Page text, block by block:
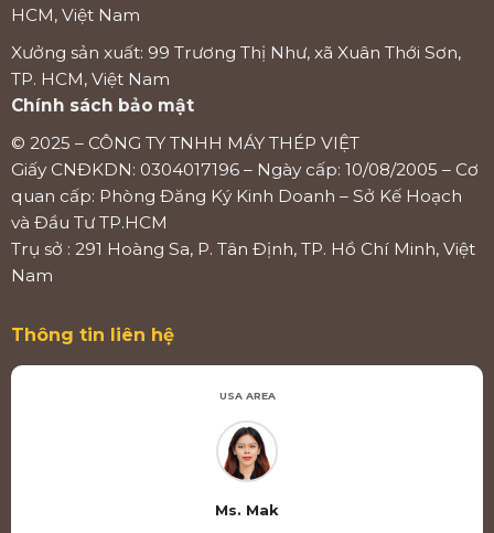
HCM, Việt Nam
Xưởng sản xuất: 99 Trương Thị Như, xã Xuân Thới Sơn,
TP. HCM, Việt Nam
Chính sách bảo mật
© 2025 – CÔNG TY TNHH MÁY THÉP VIỆT
Giấy CNĐKDN: 0304017196 – Ngày cấp: 10/08/2005 – Cơ
quan cấp: Phòng Đăng Ký Kinh Doanh – Sở Kế Hoạch
và Đầu Tư TP.HCM
Trụ sở : 291 Hoàng Sa, P. Tân Định, TP. Hồ Chí Minh, Việt
Nam
Thông tin liên hệ
USA AREA
Ms. Mak